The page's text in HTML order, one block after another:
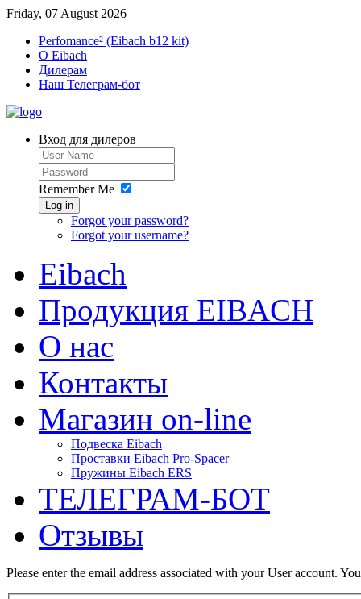
Friday, 07 August 2026
Perfomance² (Eibach b12 kit)
O Eibach
Дилерам
Наш Телеграм-бот
Вход для дилеров
Remember Me
Log in
Forgot your password?
Forgot your username?
Eibach
Продукция EIBACH
О нас
Контакты
Магазин on-line
Подвеска Eibach
Проставки Eibach Pro-Spacer
Пружины Eibach ERS
ТЕЛЕГРАМ-БОТ
Отзывы
Please enter the email address associated with your User account.